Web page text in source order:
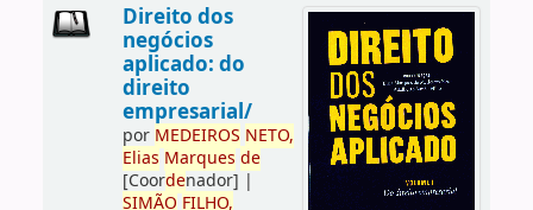
Direito dos
negócios
aplicado: do
direito
empresarial/
por MEDEIROS NETO,
Elias Marques de
[Coordenador] |
SIMÃO FILHO,